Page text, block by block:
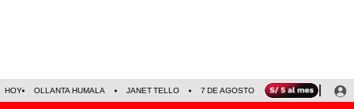
HOY OLLANTA HUMALA JANET TELLO 7 DE AGOSTO TINKA RESULTADOS